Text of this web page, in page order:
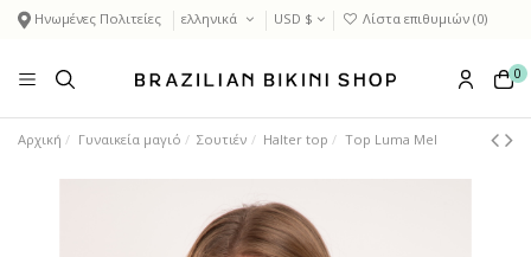
Ηνωμένες Πολιτείες ελληνικά USD $ Λίστα επιθυμιών (0)
0
Αρχική Γυναικεία μαγιό Σουτιέν Halter top Top Luma Mel